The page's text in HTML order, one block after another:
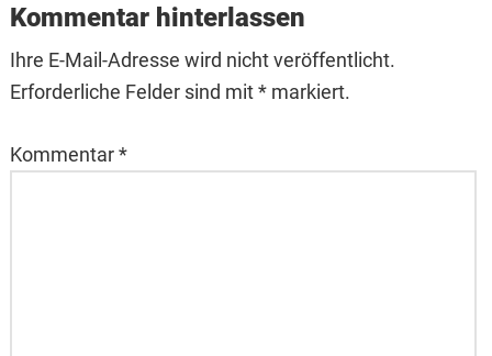
Kommentar hinterlassen
Ihre E-Mail-Adresse wird nicht veröffentlicht.
Erforderliche Felder sind mit * markiert.
Kommentar*